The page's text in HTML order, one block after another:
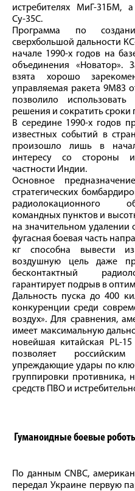
истребителях МиГ-31БМ,
Су-35С.
Программа по
сверхбольшой дальности
начале 1990-х годов на
объединения «Новатор».
взята хорошо
управляемая ракета 9М83
позволило использовать
решения и сократить сроки
В середине 1990-х годов
известных событий в
произошло лишь в
интересу со стороны
частности Индии.
Основное
стратегических
радиолокационного
командных пунктов и
на значительном
фугасная боевая часть
кг способна вывести
воздушную цель даже
бесконтактный
гарантирует подрыв в
Дальность пуска до 400
конкуренции среди
воздух». Для сравнения,
имеет максимальную
новейшая китайская PL-
позволяет
упреждающие удары по
группировки противника,
средств ПВО и
Гуманоидные боевые
По данным CNBC,
передал Украине первую